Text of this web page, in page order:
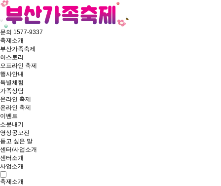
문의 1577-9337
축제소개
부산가족축제
히스토리
오프라인 축제
행사안내
특별체험
가족상담
온라인 축제
온라인 축제
이벤트
소문내기
영상공모전
듣고 싶은 말
센터/사업소개
센터소개
사업소개
축제소개